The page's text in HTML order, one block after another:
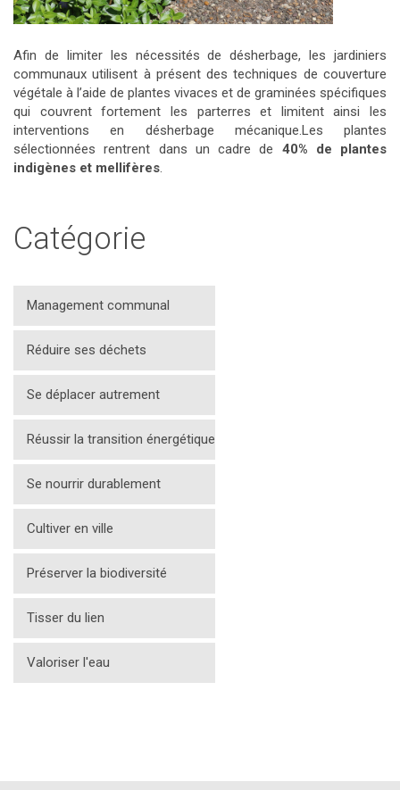
Afin de limiter les nécessités de désherbage, les jardiniers
communaux utilisent à présent des techniques de couverture
végétale à l’aide de plantes vivaces et de graminées spécifiques
qui couvrent fortement les parterres et limitent ainsi les
interventions en désherbage mécanique.Les plantes
sélectionnées rentrent dans un cadre de 40% de plantes
indigènes et mellifères.
Catégorie
Management communal
Réduire ses déchets
Se déplacer autrement
Réussir la transition énergétique
Se nourrir durablement
Cultiver en ville
Préserver la biodiversité
Tisser du lien
Valoriser l'eau